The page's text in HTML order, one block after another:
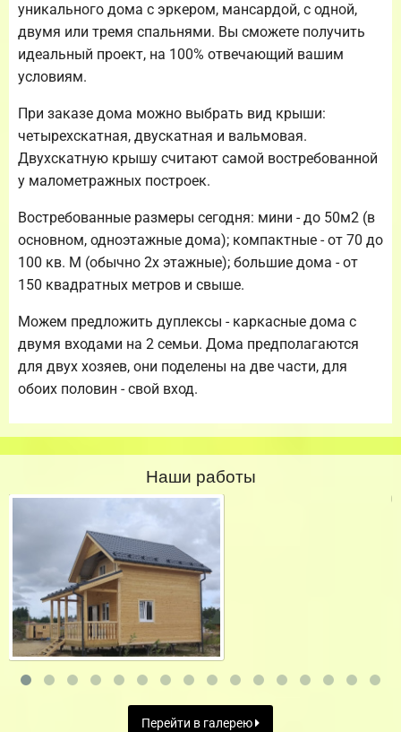
уникального дома с эркером, мансардой, с одной,
двумя или тремя спальнями. Вы сможете получить
идеальный проект, на 100% отвечающий вашим
условиям.
При заказе дома можно выбрать вид крыши:
четырехскатная, двускатная и вальмовая.
Двухскатную крышу считают самой востребованной
у малометражных построек.
Востребованные размеры сегодня: мини - до 50м2 (в
основном, одноэтажные дома); компактные - от 70 до
100 кв. М (обычно 2х этажные); большие дома - от
150 квадратных метров и свыше.
Можем предложить дуплексы - каркасные дома с
двумя входами на 2 семьи. Дома предполагаются
для двух хозяев, они поделены на две части, для
обоих половин - свой вход.
Наши работы
Перейти в галерею